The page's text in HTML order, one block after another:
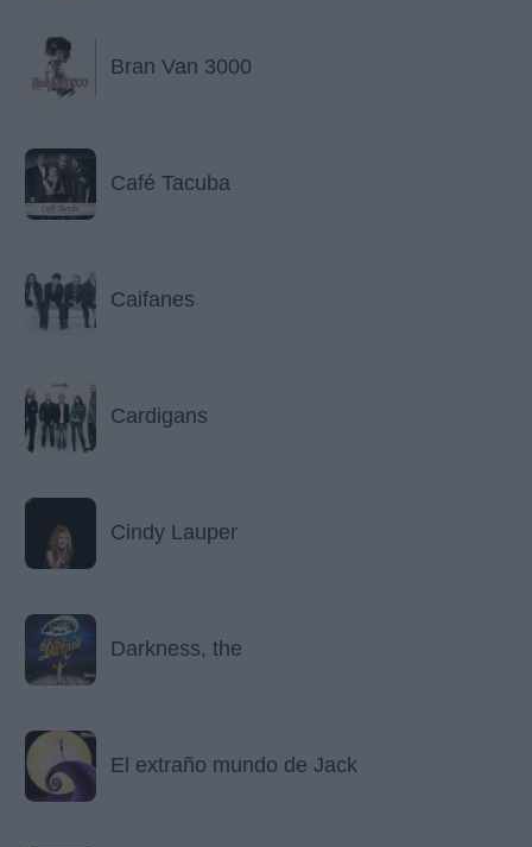
Bran Van 3000
Café Tacuba
Caifanes
Cardigans
Cindy Lauper
Darkness, the
El extraño mundo de Jack